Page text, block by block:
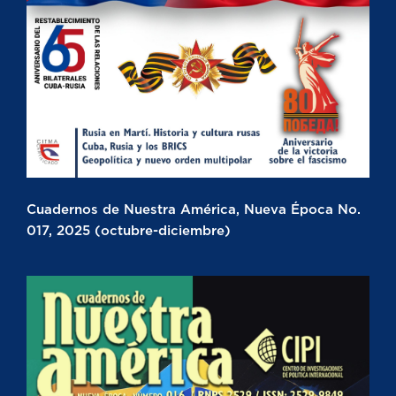
Cuadernos de Nuestra América, Nueva Época No.
017, 2025 (octubre-diciembre)